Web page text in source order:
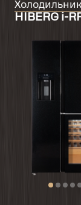
Холодильник
HIBERG i-